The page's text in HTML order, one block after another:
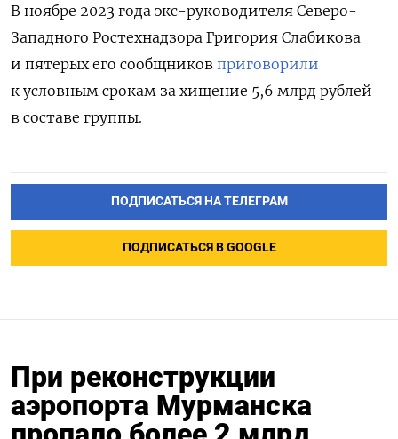
В ноябре 2023 года экс-руководителя Северо-
Западного Ростехнадзора Григория Слабикова
и пятерых его сообщников приговорили
к условным срокам за хищение 5,6 млрд рублей
в составе группы.
ПОДПИСАТЬСЯ НА ТЕЛЕГРАМ
ПОДПИСАТЬСЯ В GOOGLE
При реконструкции
аэропорта Мурманска